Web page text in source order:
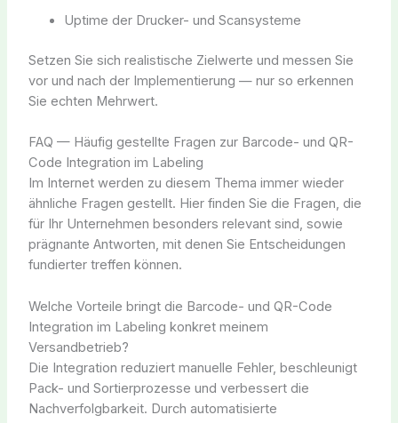
Uptime der Drucker- und Scansysteme
Setzen Sie sich realistische Zielwerte und messen Sie
vor und nach der Implementierung — nur so erkennen
Sie echten Mehrwert.
FAQ — Häufig gestellte Fragen zur Barcode- und QR-
Code Integration im Labeling
Im Internet werden zu diesem Thema immer wieder
ähnliche Fragen gestellt. Hier finden Sie die Fragen, die
für Ihr Unternehmen besonders relevant sind, sowie
prägnante Antworten, mit denen Sie Entscheidungen
fundierter treffen können.
Welche Vorteile bringt die Barcode- und QR-Code
Integration im Labeling konkret meinem
Versandbetrieb?
Die Integration reduziert manuelle Fehler, beschleunigt
Pack- und Sortierprozesse und verbessert die
Nachverfolgbarkeit. Durch automatisierte